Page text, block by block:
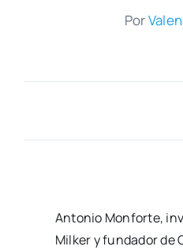
Por
Anto­nio Mon­for­te,
Mil­ker y fun­da­dor de